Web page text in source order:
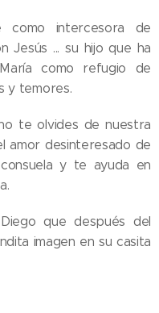
como intercesora de
Jesús ... su hijo que ha
como refugio de
y temores.
te olvides de nuestra
amor desinteresado de
y te ayuda en
que después del
imagen en su casita